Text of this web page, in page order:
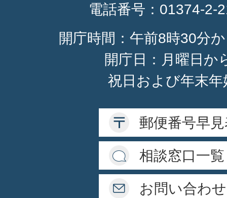
電話番号： 01374-2-
開庁時間：午前8時30分
開庁日：月曜日か
祝日および年末
郵便番号早
相談窓口一覧
お問い合わせ